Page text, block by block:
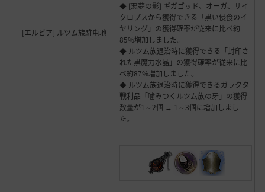
[エルビア] ルツム族駐屯地
◆ [悪夢の影] ギガゴッド、オーガ、サイ
クロプスから獲得できる「黒い侵食のイ
ヤリング」の獲得確率が従来に比べ約
85%増加しました。
◆ ルツム族退治時に獲得できる「封印さ
れた黒魔力水晶」の獲得確率が従来に比
べ約87%増加しました。
◆ ルツム族退治時に獲得できるガラクタ
戦利品「噛みつくルツム族の牙」の獲得
数量が1～2個 → 1～3個に増加しまし
た。